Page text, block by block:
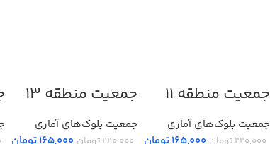
جمعیت منطقه 11
جمعیت بلوک‌های آماری
220,000تومان 165,000تومان
جمعیت منطقه 13
جمعیت بلوک‌های آماری
220,000تومان 165,000تومان